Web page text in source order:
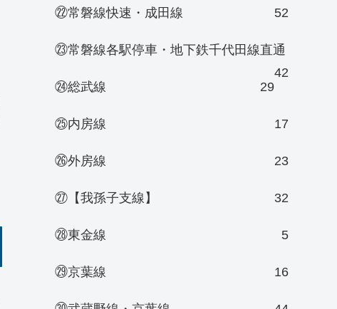
㉒常磐線快速・成田線 52
㉓常磐線各駅停車・地下鉄千代田線直通
42
㉔総武線
29
㉕内房線 17
㉖外房線 23
㉗【我孫子支線】 32
㉘東金線 5
㉙京葉線 16